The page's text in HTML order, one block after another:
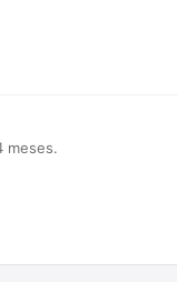
meses.